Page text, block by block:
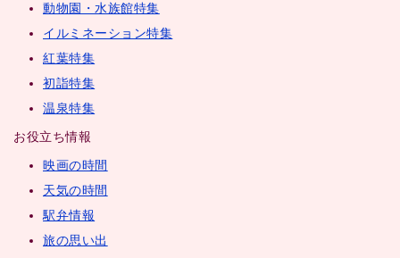
動物園・水族館特集
イルミネーション特集
紅葉特集
初詣特集
温泉特集
お役立ち情報
映画の時間
天気の時間
駅弁情報
旅の思い出